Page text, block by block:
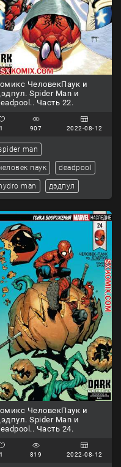
ЧеловекПаук и
Spider Man и
Часть 22.
1 907 2022-08-12
man
паук deadpool
man дэдпул
ЧеловекПаук и
Spider Man и
Часть 24.
1 819 2022-08-12